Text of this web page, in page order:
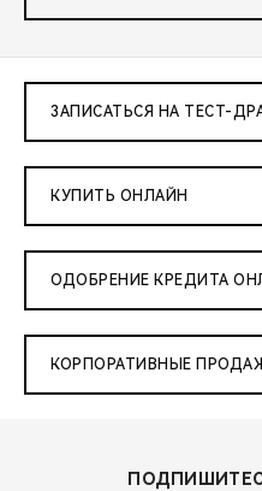
ЗАПИСАТЬСЯ НА ТЕСТ-
КУПИТЬ ОНЛАЙН
ОДОБРЕНИЕ КРЕДИТА
КОРПОРАТИВНЫЕ